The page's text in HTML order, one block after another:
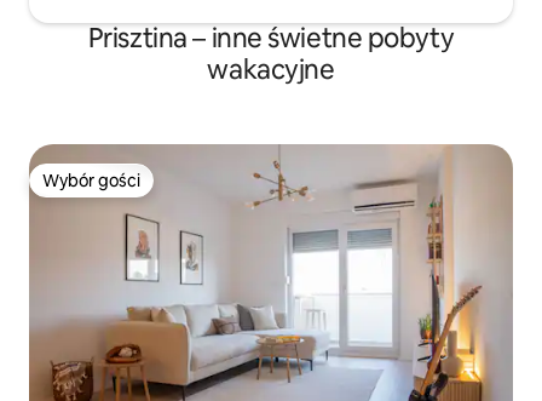
Prisztina – inne świetne pobyty
wakacyjne
Wybór gości
Wybór gości